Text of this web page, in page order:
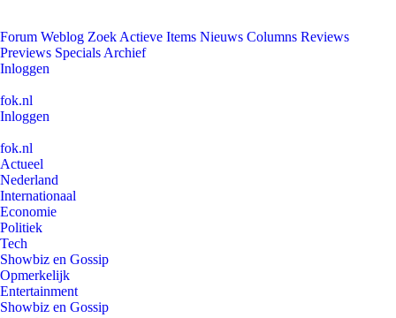
Forum Weblog Zoek Actieve Items Nieuws Columns Reviews
Previews Specials Archief
Inloggen
fok.nl
Inloggen
fok.nl
Actueel
Nederland
Internationaal
Economie
Politiek
Tech
Showbiz en Gossip
Opmerkelijk
Entertainment
Showbiz en Gossip